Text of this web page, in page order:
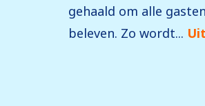
gehaald om alle
beleven. Zo wordt...